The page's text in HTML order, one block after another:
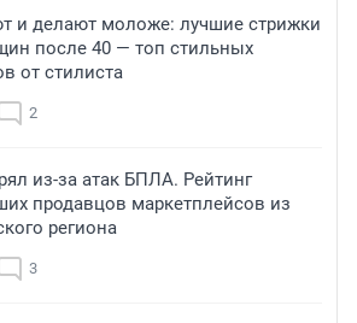
и делают моложе: лучшие стрижки
после 40 — топ стильных
от стилиста
2
из-за атак БПЛА. Рейтинг
продавцов маркетплейсов из
региона
3